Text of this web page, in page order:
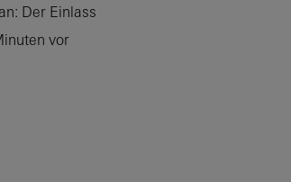
Der Einlass
vor